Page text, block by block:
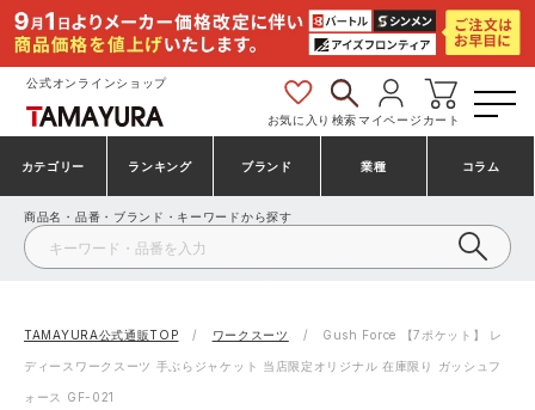
公式オンラインショップ
お気に入り 検索マイページ カート
カテゴリー
安全靴・作業靴
作業着・作業服
ランキング
安全靴ランキング
安全靴スニーカーランキング
シューズランキング
ブランド
アシックス
プーマ コンバース（CONVERSE）
シモン
業種
建設・建築作業服
製造・工場作業服
鉄鋼・機械作業服
コラム
商品名・品番・ブランド・キーワードから探す
TAMAYURA公式通販TOP ワークスーツ Gush Force 【7ポケット】 レ
ディースワークスーツ 手ぶらジャケット 当店限定オリジナル 在庫限り ガッシュフ
ォース GF-021